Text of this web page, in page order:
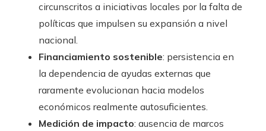
circunscritos a iniciativas locales por la falta de
políticas que impulsen su expansión a nivel
nacional.
Financiamiento sostenible: persistencia en
la dependencia de ayudas externas que
raramente evolucionan hacia modelos
económicos realmente autosuficientes.
Medición de impacto: ausencia de marcos